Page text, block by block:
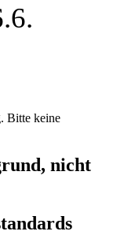
Bitte keine
nicht